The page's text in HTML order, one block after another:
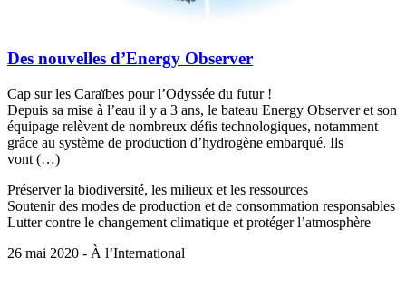
Des nouvelles d’Energy Observer
Cap sur les Caraïbes pour l’Odyssée du futur !
Depuis sa mise à l’eau il y a 3 ans, le bateau Energy Observer et son
équipage relèvent de nombreux défis technologiques, notamment
grâce au système de production d’hydrogène embarqué. Ils
vont (…)
Préserver la biodiversité, les milieux et les ressources
Soutenir des modes de production et de consommation responsables
Lutter contre le changement climatique et protéger l’atmosphère
26 mai 2020 - À l’International